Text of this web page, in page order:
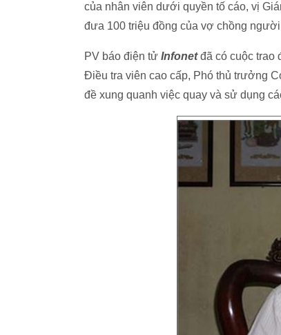
của nhân viên dưới quyền tố cáo, vị
đưa 100 triệu đồng của vợ chồng
PV báo điện tử Infonetđã có cuộc trao
Điều tra viên cao cấp, Phó thủ trưởng
đề xung quanh việc quay và sử dụng